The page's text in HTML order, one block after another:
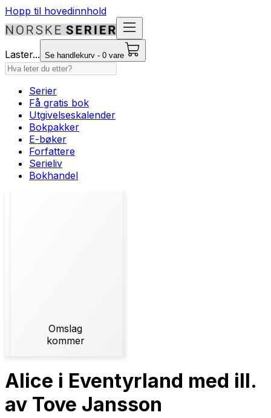
Hopp til hovedinnhold
Laster... Se handlekurv - 0 vare
Serier
Få gratis bok
Utgivelseskalender
Bokpakker
E-bøker
Forfattere
Serieliv
Bokhandel
Omslag
kommer
Alice i Eventyrland med ill.
av Tove Jansson